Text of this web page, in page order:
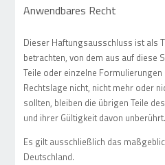
Anwendbares Recht
Dieser Haftungsausschluss ist als
betrachten, von dem aus auf diese
Teile oder einzelne
Rechtslage nicht, nicht mehr oder
sollten, bleiben die übrigen Teile
und ihrer Gültigkeit davon unberührt.
Es gilt ausschließlich das
Deutschland.